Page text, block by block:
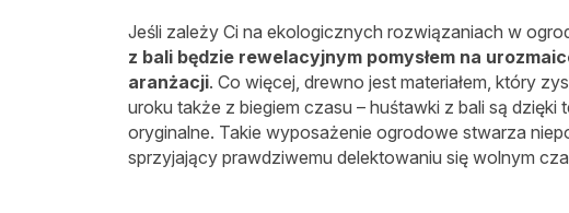
Jeśli zależy Ci na ekologicznych rozwiązaniach w
z bali będzie rewelacyjnym pomysłem na
aranżacji. Co więcej, drewno jest materiałem, który
uroku także z biegiem czasu – huśtawki z bali są dzięki
oryginalne. Takie wyposażenie ogrodowe stwarza
sprzyjający prawdziwemu delektowaniu się wolnym